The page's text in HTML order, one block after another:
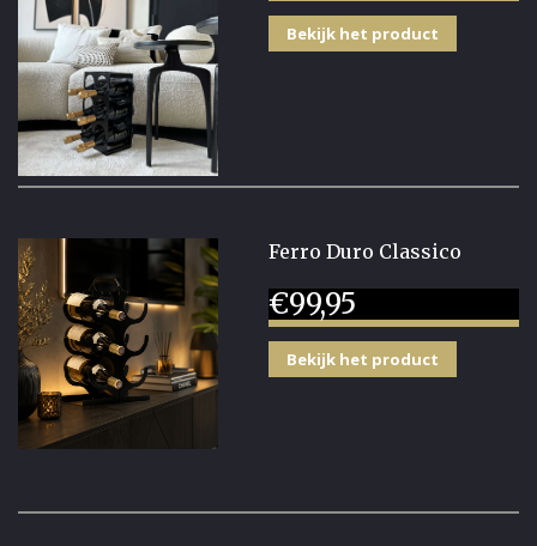
Bekijk het product
Ferro Duro Classico
€99,95
Bekijk het product